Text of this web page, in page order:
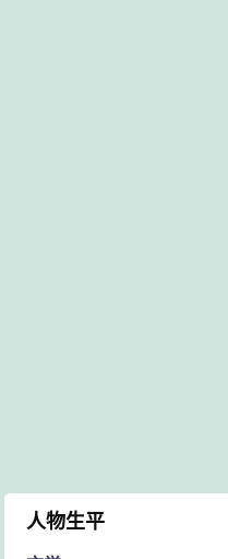
人物生平